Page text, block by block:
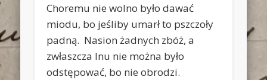
Choremu nie wolno było dawać
miodu, bo jeśliby umarł to pszczoły
padną. Nasion żadnych zbóż, a
zwłaszcza lnu nie można było
odstępować, bo nie obrodzi.